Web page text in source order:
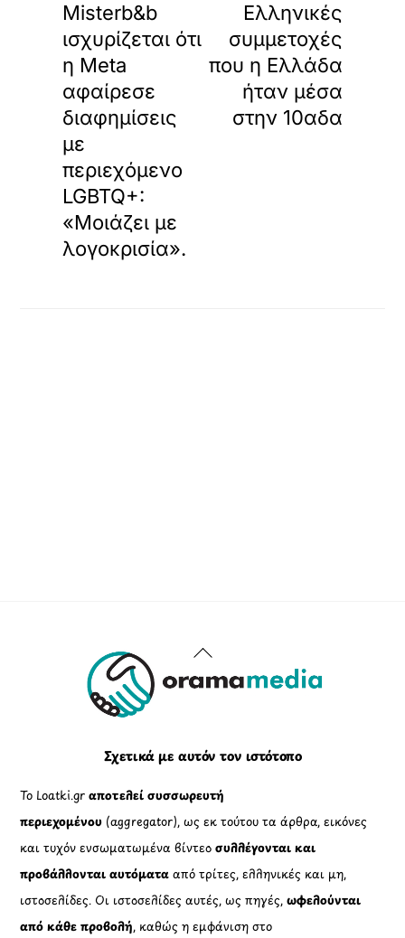
Misterb&b
ισχυρίζεται ότι
η Meta
αφαίρεσε
διαφημίσεις
με
περιεχόμενο
LGBTQ+:
«Μοιάζει με
λογοκρισία».
Ελληνικές
συμμετοχές
που η Ελλάδα
ήταν μέσα
στην 10αδα
Back
To
Σχετικά με αυτόν τον ιστότοπο
Το Loatki.grαποτελεί συσσωρευτή
περιεχομένου (aggregator), ως εκ τούτου τα άρθρα, εικόνες
και τυχόν ενσωματωμένα βίντεοσυλλέγονται και
προβάλλονται αυτόματααπό τρίτες, ελληνικές και μη,
ιστοσελίδες. Οι ιστοσελίδες αυτές, ως πηγές,ωφελούνται
από κάθε προβολή, καθώς η εμφάνιση στο